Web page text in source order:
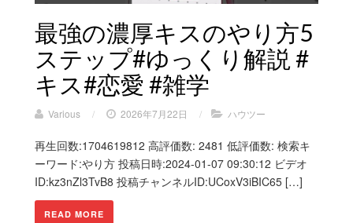
最強の濃厚キスのやり方5
ステップ#ゆっくり解説 #
キス#恋愛 #雑学
Various / 2026年7月22日 / ハウツー
再生回数:1704619812 高評価数: 2481 低評価数: 検索キ
ーワード:やり方 投稿日時:2024-01-07 09:30:12 ビデオ
ID:kz3nZl3TvB8 投稿チャンネルID:UCoxV3iBIC65 […]
READ MORE